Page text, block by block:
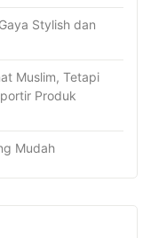
Stylish dan
Muslim, Tetapi
Produk
Mudah